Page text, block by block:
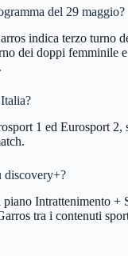
del 29 maggio?
indica terzo turno
dei doppi femminile
1 ed Eurosport 2,
discovery+?
Intrattenimento +
tra i contenuti